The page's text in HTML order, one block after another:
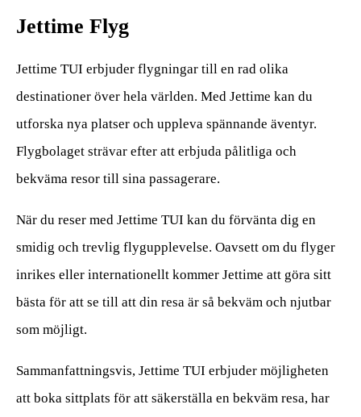
Jettime Flyg
Jettime TUI erbjuder flygningar till en rad olika
destinationer över hela världen. Med Jettime kan du
utforska nya platser och uppleva spännande äventyr.
Flygbolaget strävar efter att erbjuda pålitliga och
bekväma resor till sina passagerare.
När du reser med Jettime TUI kan du förvänta dig en
smidig och trevlig flygupplevelse. Oavsett om du flyger
inrikes eller internationellt kommer Jettime att göra sitt
bästa för att se till att din resa är så bekväm och njutbar
som möjligt.
Sammanfattningsvis, Jettime TUI erbjuder möjligheten
att boka sittplats för att säkerställa en bekväm resa, har